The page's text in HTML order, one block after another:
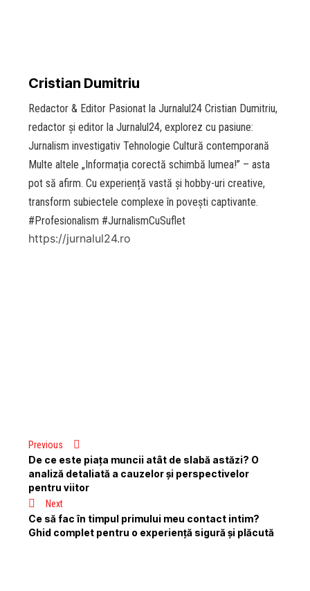
Cristian Dumitriu
Redactor & Editor Pasionat la Jurnalul24 Cristian Dumitriu,
redactor și editor la Jurnalul24, explorez cu pasiune:
Jurnalism investigativ Tehnologie Cultură contemporană
Multe altele „Informația corectă schimbă lumea!” – asta
pot să afirm. Cu experiență vastă și hobby-uri creative,
transform subiectele complexe în povești captivante.
#Profesionalism #JurnalismCuSuflet
https://jurnalul24.ro
Previous
De ce este piața muncii atât de slabă astăzi? O
analiză detaliată a cauzelor și perspectivelor
pentru viitor
Next
Ce să fac în timpul primului meu contact intim?
Ghid complet pentru o experiență sigură și plăcută